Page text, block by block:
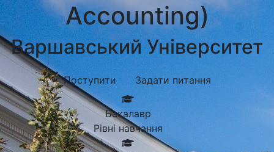
Accounting)
Варшавський Університет
Поступити Задати питання
Бакалавр
Рівні навчання